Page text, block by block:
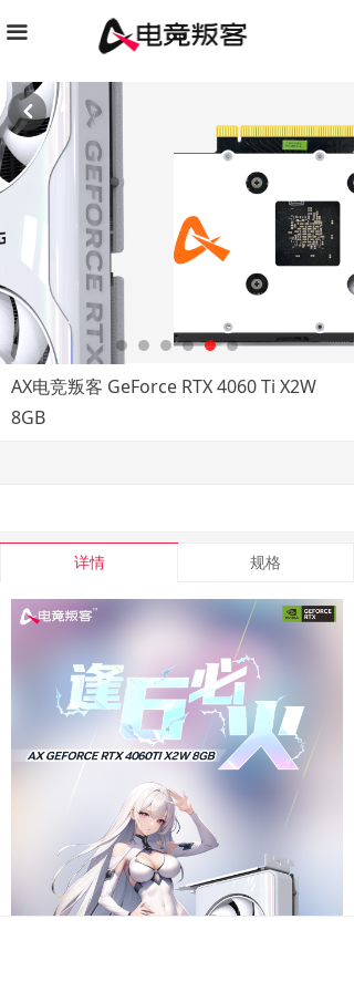
끀
AX电竞叛客 GeForce RTX 4060 Ti X2W
8GB
详情 规格
낒